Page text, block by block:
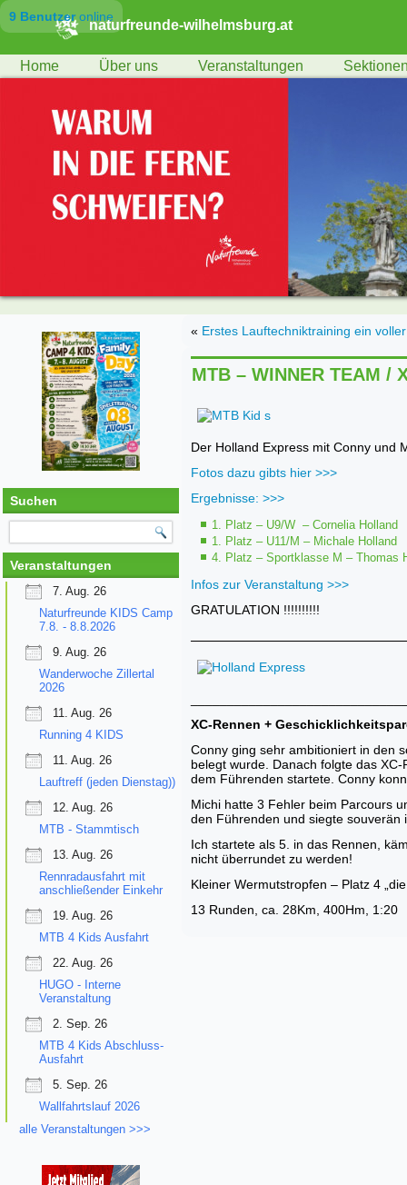
9 Benutzeronline
naturfreunde-wilhelmsburg.at
Home Über uns Veranstaltungen
Suchen
Veranstaltungen
7. Aug. 26
Naturfreunde KIDS Camp
7.8. - 8.8.2026
9. Aug. 26
Wanderwoche Zillertal
2026
11. Aug. 26
Running 4 KIDS
11. Aug. 26
Lauftreff (jeden Dienstag))
12. Aug. 26
MTB - Stammtisch
13. Aug. 26
Rennradausfahrt mit
anschließender Einkehr
19. Aug. 26
MTB 4 Kids Ausfahrt
22. Aug. 26
HUGO - Interne
Veranstaltung
2. Sep. 26
MTB 4 Kids Abschluss-
Ausfahrt
5. Sep. 26
Wallfahrtslauf 2026
alle Veranstaltungen >>>
« Erstes Lauftechniktraining ein
MTB – WINNER TEAM
Der Holland Express mit Conny und
Fotos dazu gibts hier >>>
Ergebnisse: >>>
1. Platz – U9/W – Cornelia Holland
1. Platz – U11/M – Michale Holland
4. Platz – Sportklasse M – Thomas
Infos zur Veranstaltung >>>
GRATULATION !!!!!!!!!!
XC-Rennen +
Conny ging sehr ambitioniert in den
belegt wurde. Danach folgte das
dem Führenden startete. Conny
Michi hatte 3 Fehler beim Parcours
den Führenden und siegte souverän
Ich startete als 5. in das Rennen,
nicht überrundet zu werden!
Kleiner Wermutstropfen – Platz 4
13 Runden, ca. 28Km, 400Hm, 1:20